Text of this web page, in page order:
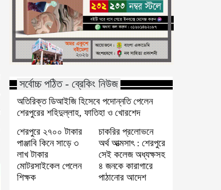
সর্বোচ্চ পঠিত - ব্রেকিং নিউজ
অতিরিক্ত ডিআইজি হিসেবে পদোন্নতি পেলেন
শেরপুরের শহিদুল্লাহ, ফাতিহা ও খোরশেদ
শেরপুরে ২৭০০ টাকার
পাঞ্জাবি কিনে সাড়ে ৩
লাখ টাকার
মোটরসাইকেল পেলেন
শিক্ষক
চাকরির প্রলোভনে
অর্থ আত্মসাৎ : শেরপুরে
সেই কলেজ অধ্যক্ষসহ
৪ জনকে কারাগারে
পাঠানোর আদেশ